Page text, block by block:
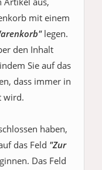
mit einem
legen.
den Inhalt
Sie auf das
dass immer in
wird.
haben,
das Feld "Zur
Das Feld